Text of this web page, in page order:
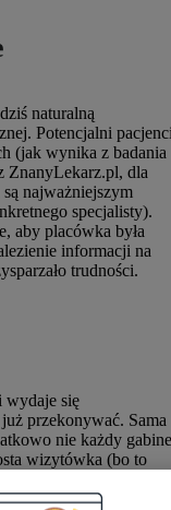
naturalną
Potencjalni
(jak wynika z badania
ZnanyLekarz.pl, dla
najważniejszym
specjalisty).
aby placówka była
informacji na
trudności.
wydaje się
przekonywać. Sama
nie każdy
wizytówka (bo to
przychodzi tu